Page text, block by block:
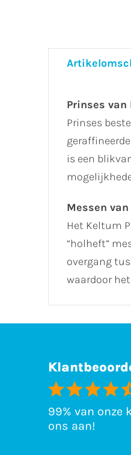
Prinses van
Prinses
is een
Messen
Het Keltum
“holheft”
overgang
waardoor
99% van onze
ons aan!